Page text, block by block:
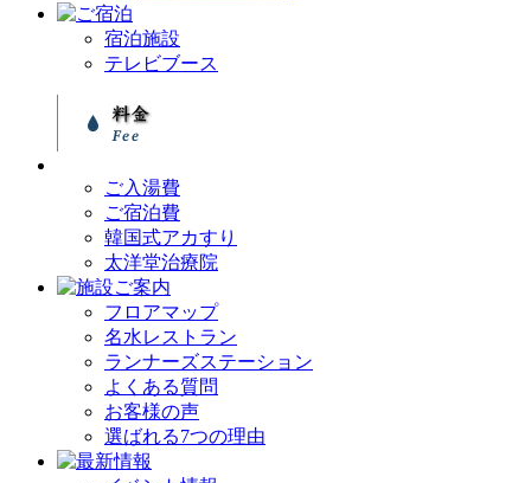
宿泊施設
テレビブース
ご入湯費
ご宿泊費
韓国式アカすり
太洋堂治療院
フロアマップ
名水レストラン
ランナーズステーション
よくある質問
お客様の声
選ばれる7つの理由